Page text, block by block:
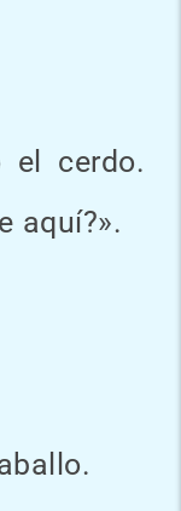
el cerdo.
aquí?».